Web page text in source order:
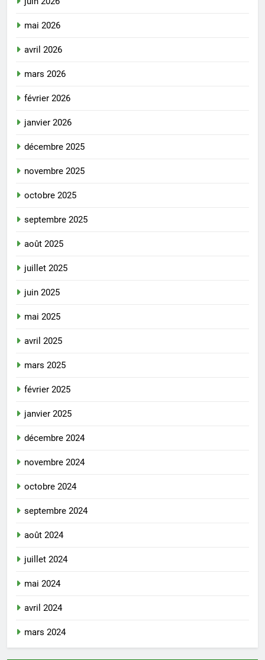
mai 2026
avril 2026
mars 2026
février 2026
janvier 2026
décembre 2025
novembre 2025
octobre 2025
septembre 2025
août 2025
juillet 2025
juin 2025
mai 2025
avril 2025
mars 2025
février 2025
janvier 2025
décembre 2024
novembre 2024
octobre 2024
septembre 2024
août 2024
juillet 2024
mai 2024
avril 2024
mars 2024